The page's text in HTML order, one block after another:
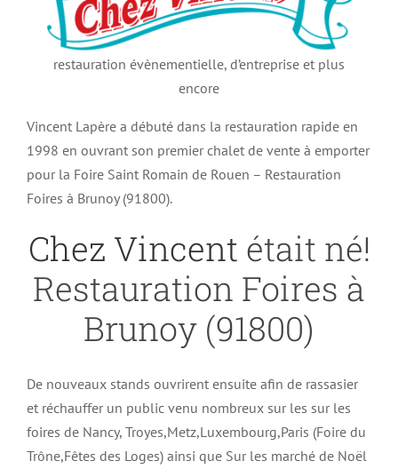
restauration évènementielle, d’entreprise et plus
encore
Vincent Lapère a débuté dans la restauration rapide en
1998 en ouvrant son premier chalet de vente à emporter
pour la Foire Saint Romain de Rouen – Restauration
Foires à Brunoy (91800).
Chez Vincent était né!
Restauration Foires à
Brunoy (91800)
De nouveaux stands ouvrirent ensuite afin de rassasier
et réchauffer un public venu nombreux sur les sur les
foires de Nancy, Troyes,Metz,Luxembourg,Paris (Foire du
Trône,Fêtes des Loges) ainsi que Sur les marché de Noël